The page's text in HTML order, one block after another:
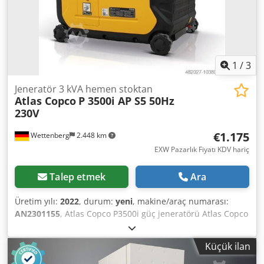
1 /3
Wettenberg 2.448 km
Jeneratör 3 kVA hemen stoktan
Atlas Copco P 3500i AP S5 50Hz
230V
€1.175
EXW Pazarlık Fiyatı KDV hariç
Talep etmek Ara
Üretim yılı: 2022, durum: yeni, makine/araç numarası:
AN2301155, Atlas Copco P3500i güç jeneratörü Atlas Copco
P3500i iP mobil güç jeneratörü hafif, verimli ve güvenilir bir
mobil güç kaynağıdır. Yüksek yakıt verimliliği ve kompakt
boyutları sayesinde jeneratör, günlük kullanım için, sık
Küçük ilan